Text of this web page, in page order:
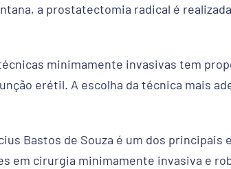
a prostatectomia radical é
minimamente invasivas tem
erétil. A escolha da técnica mais
Bastos de Souza é um dos
em cirurgia minimamente invasiva e